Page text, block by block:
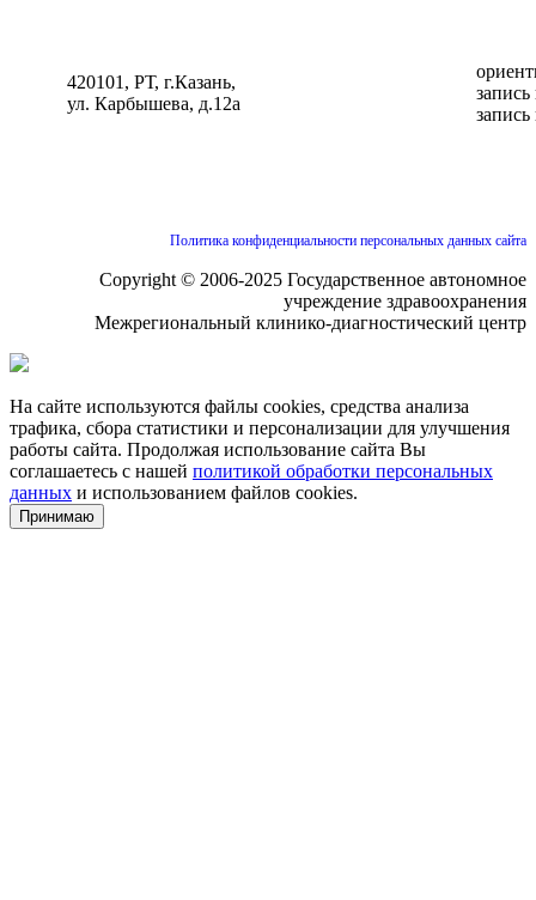
420101, РТ, г.Казань,
ул. Карбышева, д.12а
Политика конфиденциальности персональных данных сайта
Copyright © 2006-2025 Государственное автономное
учреждение здравоохранения
Межрегиональный клинико-диагностический центр
На сайте используются файлы cookies, средства анализа
трафика, сбора статистики и персонализации для улучшения
работы сайта. Продолжая использование сайта Вы
соглашаетесь с нашей политикой обработки персональных
данных и использованием файлов cookies.
Принимаю